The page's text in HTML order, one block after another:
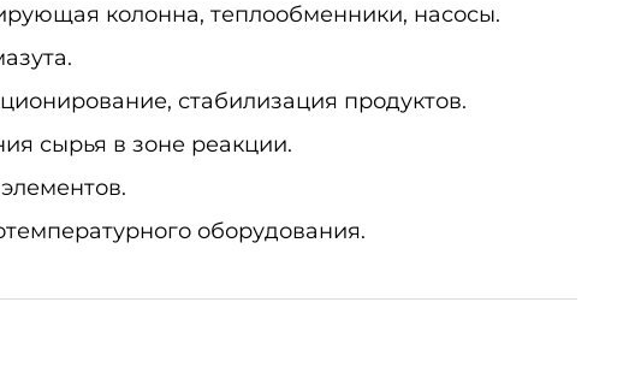
колонна, теплообменники, насосы.
стабилизация продуктов.
сырья в зоне реакции.
оборудования.